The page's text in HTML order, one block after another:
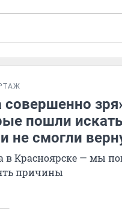
совершенно
пошли искать
не смогли
в Красноярске — мы
причины